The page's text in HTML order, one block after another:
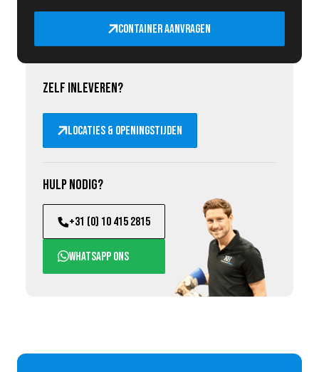
Container aanvragen
Zelf inleveren?
Locaties & openingstijden
Hulp nodig?
+31 (0) 10 415 2815
WhatsApp ons